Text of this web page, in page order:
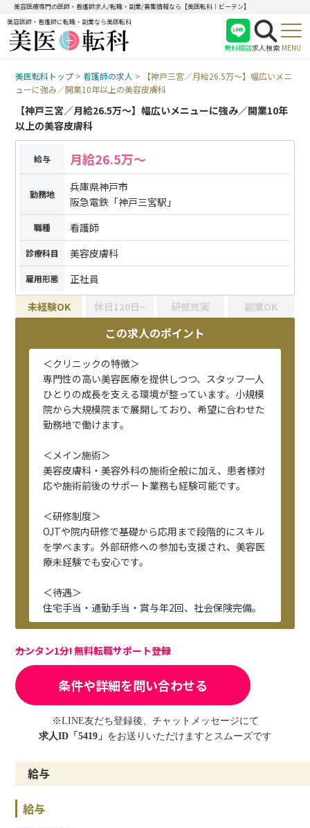
美容医療専門の医師・看護師求人/転職・副業/募集情報なら【美医転科｜ビーテン】
美容医師・看護師に転職・副業なら美医転科
無料相談
医師
求人検索 MENU
美医転科トップ >看護師の求人 >
【神戸三宮／月給26.5万〜】幅広いメニ
ューに強み／開業10年以上の美容皮膚科
【神戸三宮／月給26.5万〜】幅広いメニューに強み／開業10年
以上の美容皮膚科
給与 月給26.5万〜
勤務地
兵庫県神戸市
阪急電鉄「神戸三宮駅」
職種 看護師
診療科目 美容皮膚科
雇用形態
正社員
未経験OK
休日120日~ 研修充実 副業OK
この求人のポイント
＜クリニックの特徴＞
専門性の高い美容医療を提供しつつ、スタッフ一人
ひとりの成長を支える環境が整っています。小規模
院から大規模院まで展開しており、希望に合わせた
勤務地で働けます。
＜メイン施術＞
美容皮膚科・美容外科の施術全般に加え、患者様対
応や施術前後のサポート業務も経験可能です。
＜研修制度＞
OJTや院内研修で基礎から応用まで段階的にスキル
を学べます。外部研修への参加も支援され、美容医
療未経験でも安心です。
＜待遇＞
住宅手当・通勤手当・賞与年2回、社会保険完備。
カンタン1分! 無料転職サポート登録
条件や詳細を問い合わせる
※LINE友だち登録後、チャットメッセージにて
求人ID「5419」 をお送りいただけますとスムーズです
給与
給与